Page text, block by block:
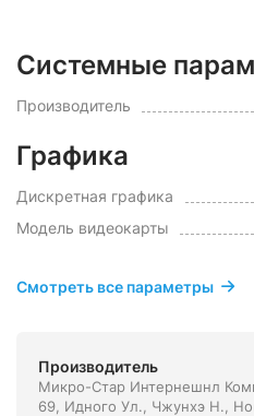
Системные
Производитель
Графика
Дискретная графика
Модель видеокарты
Смотреть все параметры
Производитель
Микро-Стар Интернешнл
69, Идного Ул., Чжунхэ Н.,